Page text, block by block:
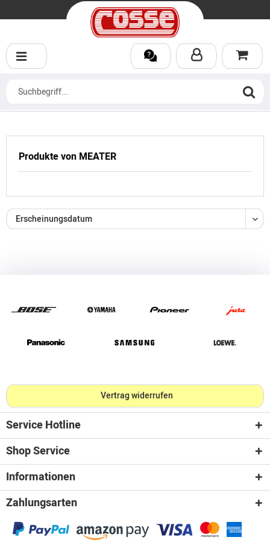
Produkte von MEATER
Vertrag widerrufen
Service Hotline
Shop Service
Informationen
Zahlungsarten